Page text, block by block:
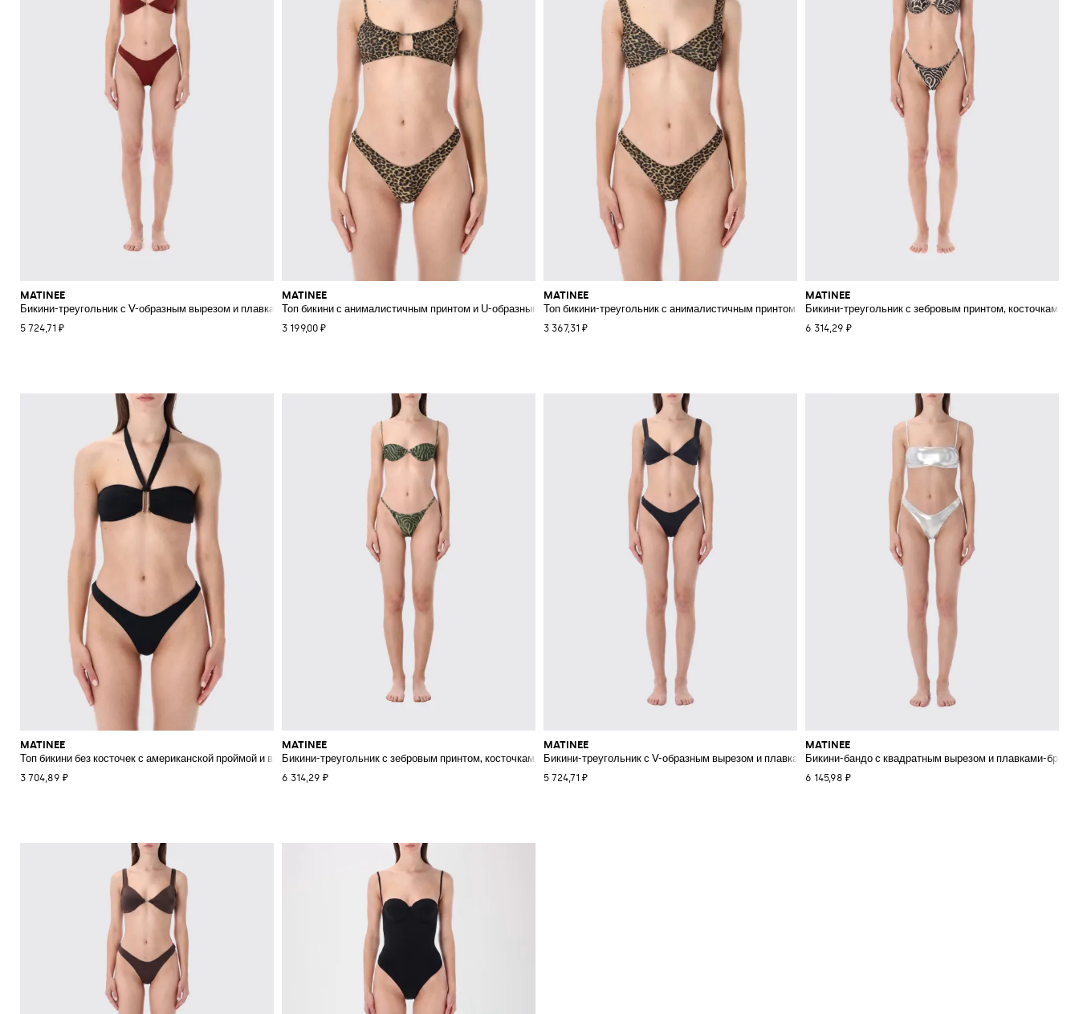
MATINEE
Бикини-треугольник с V-образным вырезом и плавками-бразильяна
5 724,71 ₽
MATINEE
Топ бикини с анималистичным принтом и U-образным вырезом
3 199,00 ₽
MATINEE
Топ бикини-треугольник с анималистичным принтом и V-образным вырезом
3 367,31 ₽
MATINEE
Бикини-треугольник с зебровым принтом, косточками и
6 314,29 ₽
MATINEE
Топ бикини без косточек с американской проймой и вырезом сердечком
3 704,89 ₽
MATINEE
Бикини-треугольник с зебровым принтом, косточками и плавками-бразильяна
6 314,29 ₽
MATINEE
Бикини-треугольник с V-образным вырезом и плавками-бразильяна
5 724,71 ₽
MATINEE
Бикини-бандо с квадратным вырезом и плавками-
6 145,98 ₽